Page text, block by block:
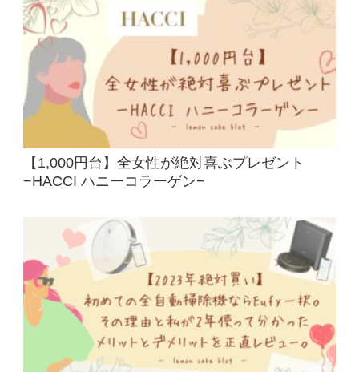
【1,000円台】全女性が絶対喜ぶプレゼント
−HACCI ハニーコラーゲン−